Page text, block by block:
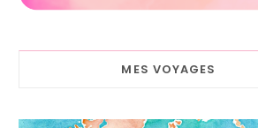
MES VOYAGES